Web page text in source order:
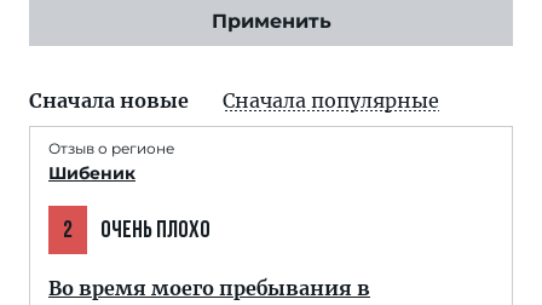
Применить
Сначала новые Сначала популярные
Отзыв о регионе
Шибеник
2 ОЧЕНЬ ПЛОХО
Во время моего пребывания в